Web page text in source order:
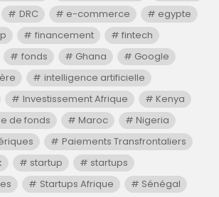
DRC e-commerce
egypte
financement
fintech
fonds Ghana
Google
intelligence artificielle
Investissement Afrique
Kenya
de fonds Maroc
Nigeria
Paiements Transfrontaliers
startup
startups
Startups Afrique Sénégal